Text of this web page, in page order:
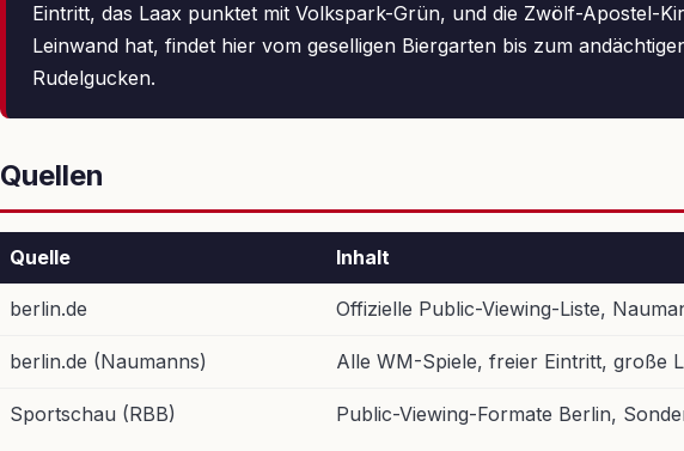
Eintritt, das Laax punktet mit Volkspark-Grün, und die Zwölf-Apostel-
Leinwand hat, findet hier vom geselligen Biergarten bis zum
Rudelgucken.
Quellen
Quelle Inhalt
berlin.de Offizielle Public-Viewing-Liste,
berlin.de (Naumanns) Alle WM-Spiele, freier Eintritt, große
Sportschau (RBB) Public-Viewing-Formate Berlin,